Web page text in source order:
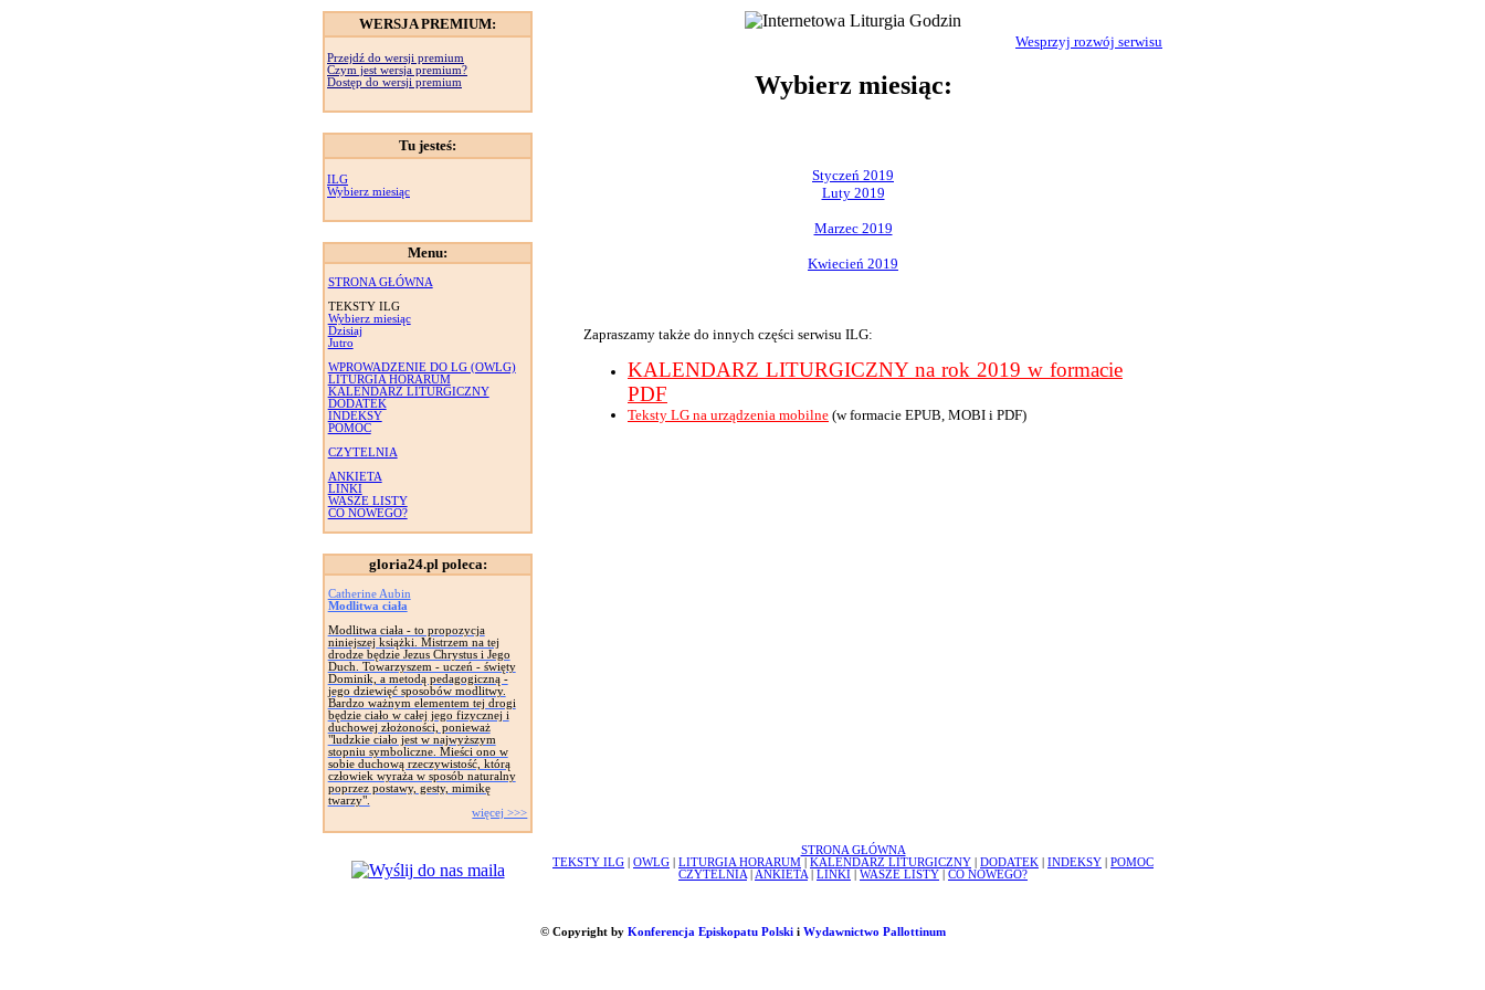
WERSJA PREMIUM:
Przejdź do wersji premium
Czym jest wersja premium?
Dostęp do wersji premium
Tu jesteś:
ILG
Wybierz miesiąc
Menu:
STRONA GŁÓWNA
TEKSTY ILG
Wybierz miesiąc
Dzisiaj
Jutro
WPROWADZENIE DO LG (OWLG)
LITURGIA HORARUM
KALENDARZ LITURGICZNY
DODATEK
INDEKSY
POMOC
CZYTELNIA
ANKIETA
LINKI
WASZE LISTY
CO NOWEGO?
gloria24.pl poleca:
Catherine Aubin
Modlitwa ciała
Modlitwa ciała - to propozycja
niniejszej książki. Mistrzem na tej
drodze będzie Jezus Chrystus i Jego
Duch. Towarzyszem - uczeń - święty
Dominik, a metodą pedagogiczną -
jego dziewięć sposobów modlitwy.
Bardzo ważnym elementem tej drogi
będzie ciało w całej jego fizycznej i
duchowej złożoności, ponieważ
"ludzkie ciało jest w najwyższym
stopniu symboliczne. Mieści ono w
sobie duchową rzeczywistość, którą
człowiek wyraża w sposób naturalny
poprzez postawy, gesty, mimikę
twarzy".
więcej >>>
Wesprzyj rozwój serwisu
Wybierz miesiąc:
Styczeń 2019
Luty 2019
Marzec 2019
Kwiecień 2019
Zapraszamy także do innych części serwisu ILG:
KALENDARZ LITURGICZNY na rok 2019 w formacie
PDF
Teksty LG na urządzenia mobilne (w formacie EPUB, MOBI i PDF)
STRONA GŁÓWNA
TEKSTY ILG
OWLG LITURGIA HORARUM KALENDARZ LITURGICZNY DODATEK INDEKSY
POMOC
CZYTELNIA
ANKIETA LINKI WASZE LISTY CO NOWEGO?
© Copyright by Konferencja Episkopatu Polskii Wydawnictwo Pallottinum